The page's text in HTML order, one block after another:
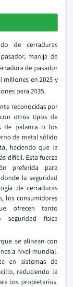
de cerraduras
manija de
de pasador
millones en 2025 y
para 2035.
reconocidas por
otros tipos de
de palanca o los
de metal sólido
haciendo que la
difícil. Esta fuerza
preferida para
la seguridad
de cerraduras
los consumidores
ofrecen tanto
seguridad física
se alinean con
a nivel mundial.
en sistemas de
reduciendo la
los propietarios.